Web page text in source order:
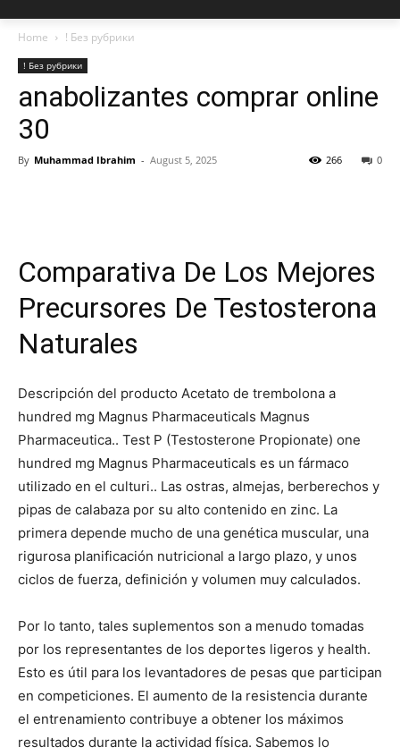
Home ! Без рубрики
! Без рубрики
anabolizantes comprar online
30
By Muhammad Ibrahim - August 5, 2025 0
266
Comparativa De Los Mejores
Precursores De Testosterona
Naturales
Descripción del producto Acetato de trembolona a
hundred mg Magnus Pharmaceuticals Magnus
Pharmaceutica.. Test P (Testosterone Propionate) one
hundred mg Magnus Pharmaceuticals es un fármaco
utilizado en el culturi.. Las ostras, almejas, berberechos y
pipas de calabaza por su alto contenido en zinc. La
primera depende mucho de una genética muscular, una
rigurosa planificación nutricional a largo plazo, y unos
ciclos de fuerza, definición y volumen muy calculados.
Por lo tanto, tales suplementos son a menudo tomadas
por los representantes de los deportes ligeros y health.
Esto es útil para los levantadores de pesas que participan
en competiciones. El aumento de la resistencia durante
el entrenamiento contribuye a obtener los máximos
resultados durante la actividad física. Sabemos lo